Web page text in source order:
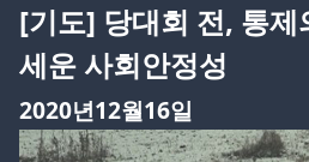
[기도] 당대회 전, 통제
세운 사회안정성
2020년12월16일